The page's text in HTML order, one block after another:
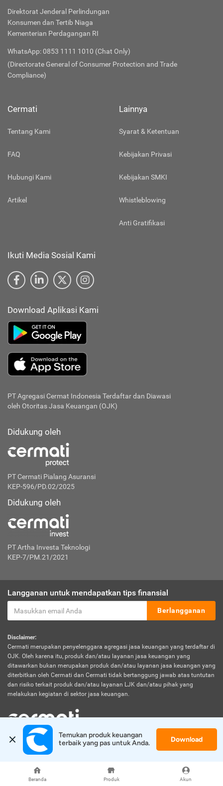
Beranda Produk Akun
Direktorat Jenderal Perlindungan
Konsumen dan Tertib Niaga
Kementerian Perdagangan RI
WhatsApp: 0853 1111 1010 (Chat Only)
(Directorate General of Consumer Protection and Trade
Compliance)
Cermati
Tentang Kami
FAQ
Hubungi Kami
Artikel
Lainnya
Syarat & Ketentuan
Kebijakan Privasi
Kebijakan SMKI
Whistleblowing
Anti Gratifikasi
Ikuti Media Sosial Kami
Download Aplikasi Kami
PT Agregasi Cermat Indonesia Terdaftar dan Diawasi
oleh Otoritas Jasa Keuangan (OJK)
Didukung oleh
PT Cermati Pialang Asuransi
KEP-596/PD.02/2025
Didukung oleh
PT Artha Investa Teknologi
KEP-7/PM.21/2021
Langganan untuk mendapatkan tips finansial
Berlangganan
Disclaimer:
Cermati merupakan penyelenggara agregasi jasa keuangan yang terdaftar di
OJK. Oleh karena itu, produk dan/atau layanan jasa keuangan yang
ditawarkan bukan merupakan produk dan/atau layanan jasa keuangan yang
diterbitkan oleh Cermati dan Cermati tidak bertanggung jawab atas tuntutan
dan risiko terkait produk dan/atau layanan LJK dan/atau pihak yang
melakukan kegiatan di sektor jasa keuangan.
© 2026 Cermati. All Rights Reserved.
Temukan produk keuangan
terbaik yang pas untuk Anda.
Download